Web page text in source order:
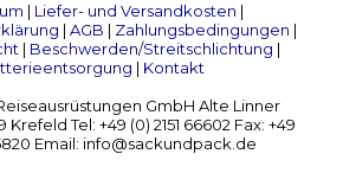
| Liefer- und Versandkosten |
| AGB | Zahlungsbedingungen |
| Beschwerden/Streitschlichtung |
| Kontakt
GmbH Alte Linner
Krefeld Tel: +49 (0) 2151 66602 Fax: +49
Email: info@sackundpack.de